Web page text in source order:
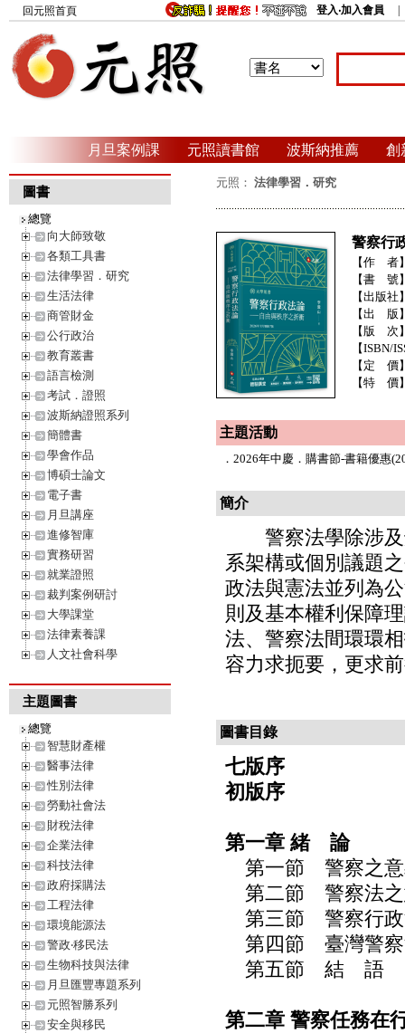
回元照首頁 登入‧加入會員
月旦案例課 元照讀書館 波斯納推薦 創
圖書
總覽
向大師致敬
各類工具書
法律學習．研究
生活法律
商管財金
公行政治
教育叢書
語言檢測
考試．證照
波斯納證照系列
簡體書
學會作品
博碩士論文
電子書
月旦講座
進修智庫
實務研習
就業證照
裁判案例研討
大學課堂
法律素養課
人文社會科學
主題圖書
總覽
智慧財產權
醫事法律
性別法律
勞動社會法
財稅法律
企業法律
科技法律
政府採購法
工程法律
環境能源法
警政‧移民法
生物科技與法律
月旦匯豐專題系列
元照智勝系列
安全與移民
元照： 法律學習．研究
警察行
【作 者
【書 號
【出版社
【出 版
【版 次
【ISBN/
【定 價
【特 價
主題活動
． 2026年中慶．購書節-書籍優惠
簡介
警察法學除涉及
系架構或個別議題
政法與憲法並列為
則及基本權利保障
法、警察法間環環
容力求扼要，更求
圖書目錄
七版序
初版序
第一章 緒 論
第一節 警察之
第二節 警察法之
第三節 警察行政
第四節 臺灣警察
第五節 結 語
第二章 警察任務在